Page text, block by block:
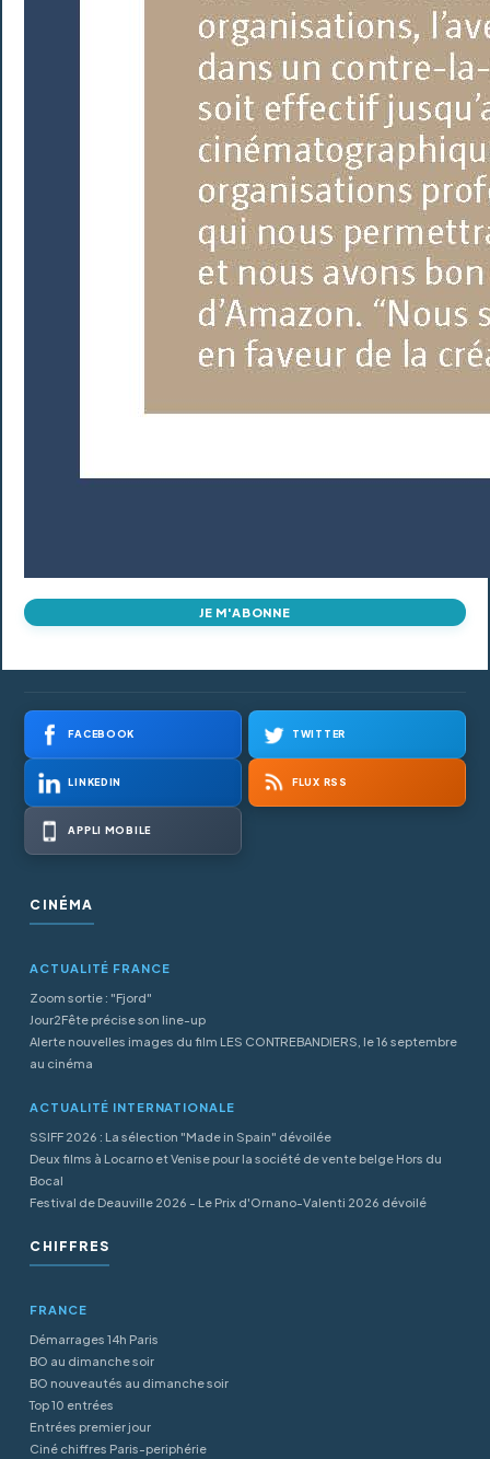
JE M'ABONNE
FACEBOOK TWITTER
LINKEDIN FLUX RSS
APPLI MOBILE
CINÉMA
ACTUALITÉ FRANCE
Zoom sortie : "Fjord"
Jour2Fête précise son line-up
Alerte nouvelles images du film LES CONTREBANDIERS, le 16 septembre
au cinéma
ACTUALITÉ INTERNATIONALE
SSIFF 2026 : La sélection "Made in Spain" dévoilée
Deux films à Locarno et Venise pour la société de vente belge Hors du
Bocal
Festival de Deauville 2026 - Le Prix d'Ornano-Valenti 2026 dévoilé
CHIFFRES
FRANCE
Démarrages 14h Paris
BO au dimanche soir
BO nouveautés au dimanche soir
Top 10 entrées
Entrées premier jour
Ciné chiffres Paris-periphérie